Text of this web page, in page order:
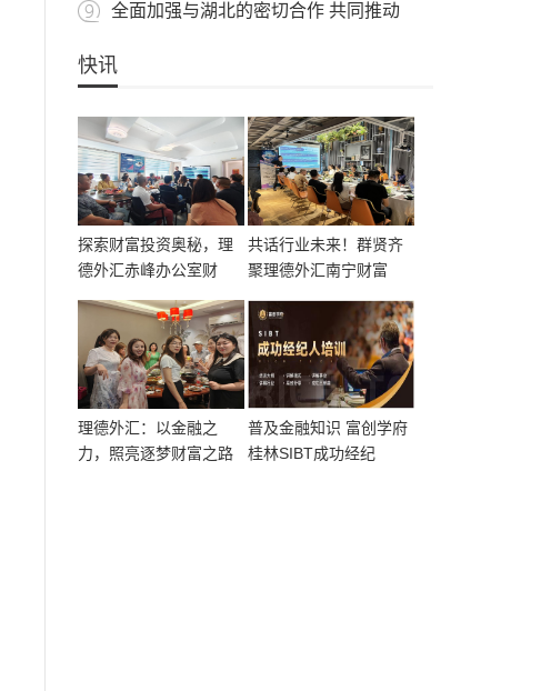
全面加强与湖北的密切合作 共同推动
快讯
探索财富投资奥秘，理
德外汇赤峰办公室财
共话行业未来！群贤齐
聚理德外汇南宁财富
理德外汇：以金融之
力，照亮逐梦财富之路
普及金融知识 富创学府
桂林SIBT成功经纪